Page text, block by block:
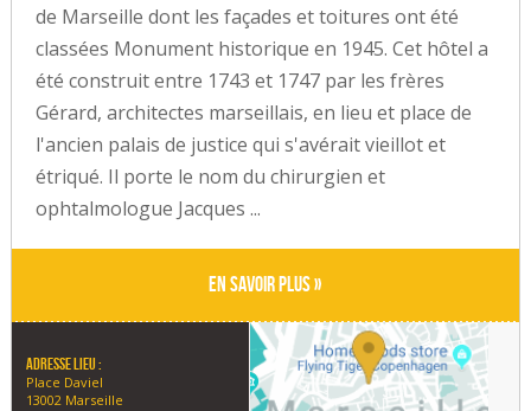
de Marseille dont les façades et toitures ont été
classées Monument historique en 1945. Cet hôtel a
été construit entre 1743 et 1747 par les frères
Gérard, architectes marseillais, en lieu et place de
l'ancien palais de justice qui s'avérait vieillot et
étriqué. Il porte le nom du chirurgien et
ophtalmologue Jacques ...
En savoir plus »
Adresse lieu :
Place Daviel
13002 Marseille